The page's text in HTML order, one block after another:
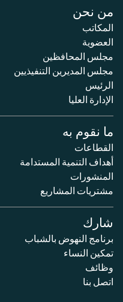
من نحن
المكاتب
العضوية
مجلس المحافظين
مجلس المديرين التنفيذيين
الرئيس
الإدارة العليا
ما نقوم به
القطاعات
أهداف التنمية المستدامة
المنشورات
مشتريات المشاريع
شارك
برنامج النهوض بالشباب
تمكين النساء
وظائف
اتصل بنا